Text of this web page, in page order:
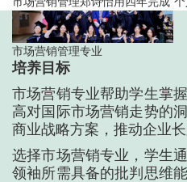
市场营销管理专业
培养目标
市场营销专业帮助学生掌
高对国际市场营销走势的
商业战略方案，推动企业长
选择市场营销专业，学生
领袖所需具备的批判思维